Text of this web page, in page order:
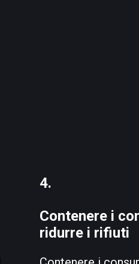
4.
Contenere i
ridurre i rifiuti